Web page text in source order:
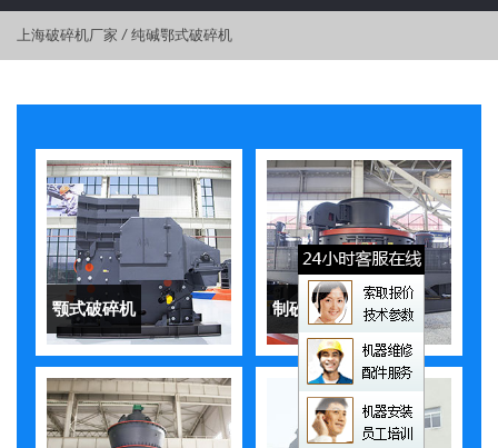
上海破碎机厂家 / 纯碱鄂式破碎机
颚式破碎机 制砂机